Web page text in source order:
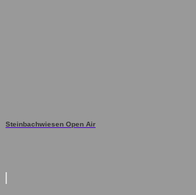
Steinbachwiesen Open Air